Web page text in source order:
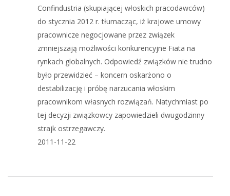
Confindustria (skupiającej włoskich pracodawców)
do stycznia 2012 r. tłumacząc, iż krajowe umowy
pracownicze negocjowane przez związek
zmniejszają możliwości konkurencyjne Fiata na
rynkach globalnych. Odpowiedź związków nie trudno
było przewidzieć – koncern oskarżono o
destabilizację i próbę narzucania włoskim
pracownikom własnych rozwiązań. Natychmiast po
tej decyzji związkowcy zapowiedzieli dwugodzinny
strajk ostrzegawczy.
2011-11-22